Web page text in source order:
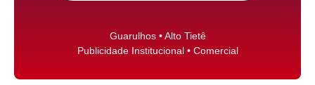
Guarulhos • Alto Tietê
Publicidade Institucional • Comercial